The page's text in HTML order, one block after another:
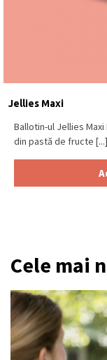
Jellies Maxi
Ballotin-ul Jellies
din pastă de fructe [...]
Cele mai